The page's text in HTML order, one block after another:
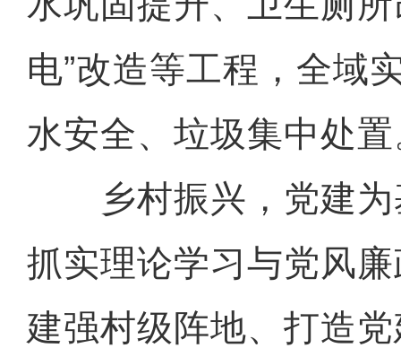
电”改造等工程，全域
水安全、垃圾集中处
乡村振兴，党建为
抓实理论学习与党风
建强村级阵地、打造